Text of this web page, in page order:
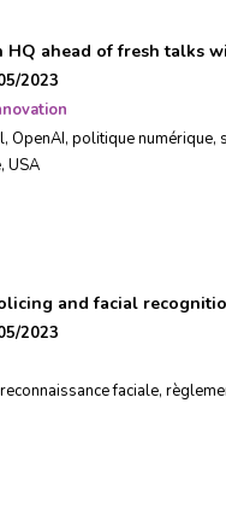
HQ ahead of fresh talks
2023
, OpenAI, politique numérique,
, USA
and facial
2023
reconnaissance faciale,